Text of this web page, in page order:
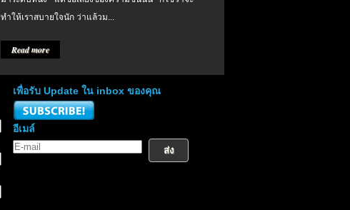
ทำให้เราสบายใจนัก ว่าแล้วม...
Read more
เพื่อรับ Update ใน inbox ของคุณ
อีเมล์
ส่ง